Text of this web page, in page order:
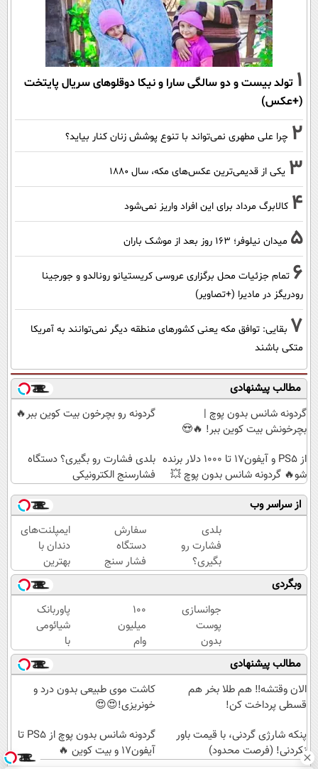
1 تولد بیست و دو سالگی سارا و نیکا دوقلوهای سریال پایتخت
(+عکس)
2 چرا علی مطهری نمی‌تواند با تنوع پوشش زنان کنار بیاید؟
3 یکی از قدیمی‌ترین عکس‌های مکه، سال ۱۸۸۰
4 کالابرگ مرداد برای این افراد واریز نمی‌شود
5 میدان نیلوفر؛ ۱۶۳ روز بعد از موشک باران
6 تمام جزئیات محل برگزاری عروسی کریستیانو رونالدو و جورجینا
رودریگز در مادیرا (+تصاویر)
7 بقایی: توافق مکه یعنی کشورهای منطقه دیگر نمی‌توانند به آمریکا
متکی باشند
مطالب پیشنهادی
گردونه شانس بدون پوچ |
بچرخونش بیت کوین ببر! 🔥😍
گردونه رو بچرخون بیت کوین ببر🔥
از PS5 و آیفون17 تا 1000 دلار برنده
شو🔥 گردونه شانس بدون پوچ 💥
بلدی فشارت رو بگیری؟ دستگاه
فشارسنج الکترونیکی
از سراسر وب
بلدی
فشارت رو
بگیری؟
دستگاه
فشارسنج
الکترونیکی
سفارش
دستگاه
فشار سنج
الکترونیکی
| نصف
قیمت
بازار
ایمپلنت‌های
دندان با
بهترین
فناوری و
مشاوره
رایگان
وبگردی
جوانسازی
پوست
بدون
جراحی با
بهترین
قیمت و
100
میلیون
وام
فوری
پاوربانک
شیائومی
با
قابلیت
فست
شارژ در
برقی⚡
مطالب پیشنهادی
الان وقتشه‼️ هم طلا بخر هم
قسطی پرداخت کن!
کاشت موی طبیعی بدون درد و
خونریزی!😍😍
پنکه شارژی گردنی، با قیمت باور
نکردنی! (فرصت محدود)
گردونه شانس بدون پوچ از PS5 تا
آیفون17 و بیت کوین 🔥